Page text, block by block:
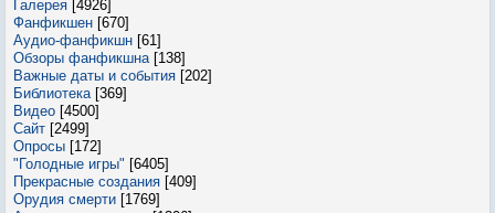
Галерея [4926]
Фанфикшен [670]
Аудио-фанфикшн [61]
Обзоры фанфикшна [138]
Важные даты и события [202]
Библиотека [369]
Видео [4500]
Сайт [2499]
Опросы [172]
"Голодные игры" [6405]
Прекрасные создания [409]
Орудия смерти [1769]